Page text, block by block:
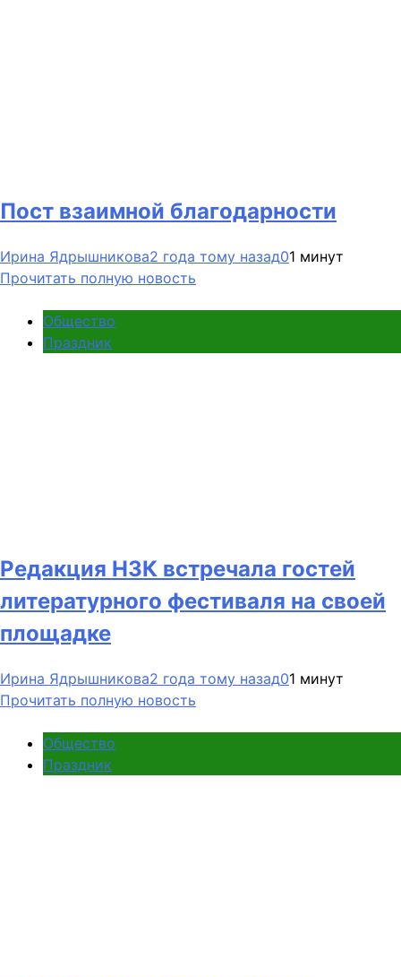
Пост взаимной благодарности
Ирина Ядрышникова2 года тому назад01 минут
Прочитать полную новость
Общество
Праздник
Редакция НЗК встречала гостей
литературного фестиваля на своей
площадке
Ирина Ядрышникова2 года тому назад01 минут
Прочитать полную новость
Общество
Праздник